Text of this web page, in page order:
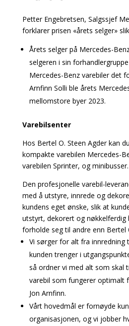
Petter Engebretsen, Salgssjef
forklarer prisen «årets selger»
Årets selger på Mercedes-
selgeren i sin
Mercedes-Benz varebiler det
Arnfinn Solli ble årets
mellomstore byer 2023.
Varebilsenter
Hos Bertel O. Steen Agder kan
kompakte varebilen Mercedes-
varebilen Sprinter, og minibusser.
Den profesjonelle varebil-
med å utstyre, innrede og
kundens eget ønske, slik at
utstyrt, dekorert og nøkkelferdig
forholde seg til andre enn Bertel
Vi sørger for alt fra innredning
kunden trenger i
så ordner vi med alt som skal
varebil som fungerer optimalt
Jon Arnfinn.
Vårt hovedmål er fornøyde
organisasjonen, og vi jobber